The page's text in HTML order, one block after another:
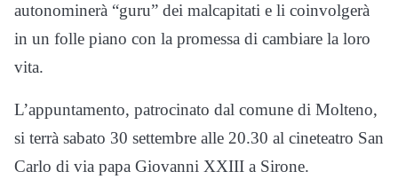
autonominerà “guru” dei malcapitati e li coinvolgerà
in un folle piano con la promessa di cambiare la loro
vita.
L’appuntamento, patrocinato dal comune di Molteno,
si terrà sabato 30 settembre alle 20.30 al cineteatro San
Carlo di via papa Giovanni XXIII a Sirone.